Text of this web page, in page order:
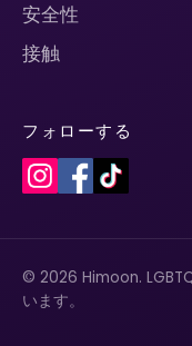
安全性
接触
フォローする
© 2026 Himoon.
います。